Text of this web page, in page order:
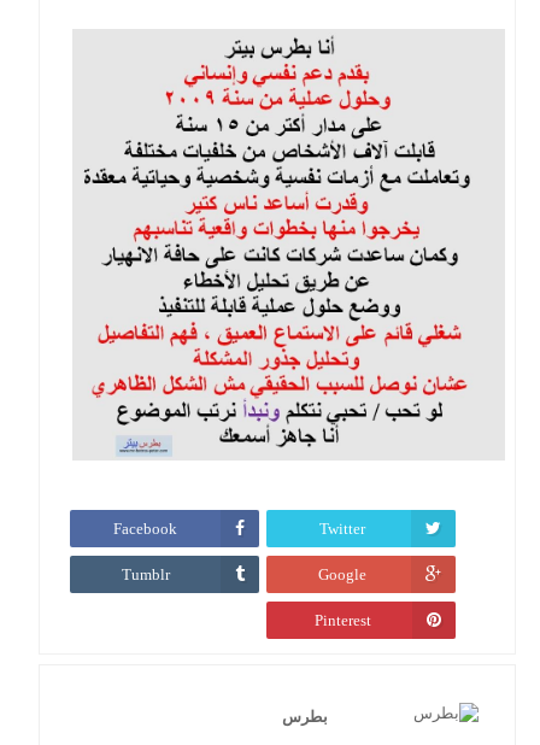
Twitter
Facebook
Google
Tumblr
Pinterest
بطرس